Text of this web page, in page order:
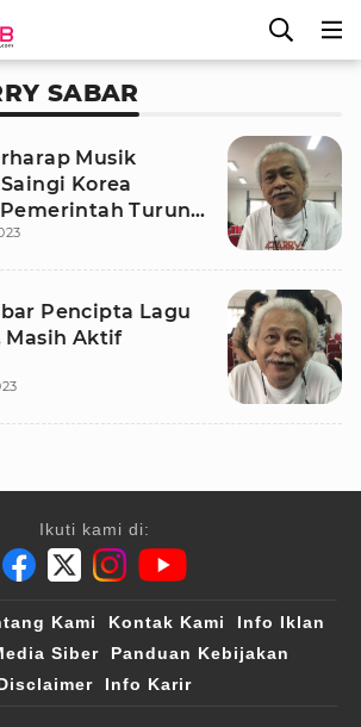
SABAR
Musik
Korea
Turun
Pencipta Lagu
Masih Aktif
Ikuti kami di:
Kami Kontak Kami
Info Iklan
Siber
Panduan Kebijakan
Info Karir